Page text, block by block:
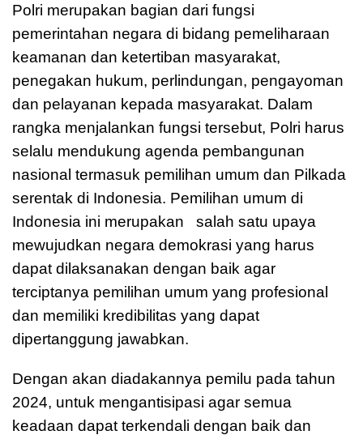
Polri merupakan bagian dari fungsi
pemerintahan negara di bidang pemeliharaan
keamanan dan ketertiban masyarakat,
penegakan hukum, perlindungan, pengayoman
dan pelayanan kepada masyarakat. Dalam
rangka menjalankan fungsi tersebut, Polri harus
selalu mendukung agenda pembangunan
nasional termasuk pemilihan umum dan Pilkada
serentak di Indonesia. Pemilihan umum di
Indonesia ini merupakan salah satu upaya
mewujudkan negara demokrasi yang harus
dapat dilaksanakan dengan baik agar
terciptanya pemilihan umum yang profesional
dan memiliki kredibilitas yang dapat
dipertanggung jawabkan.
Dengan akan diadakannya pemilu pada tahun
2024, untuk mengantisipasi agar semua
keadaan dapat terkendali dengan baik dan